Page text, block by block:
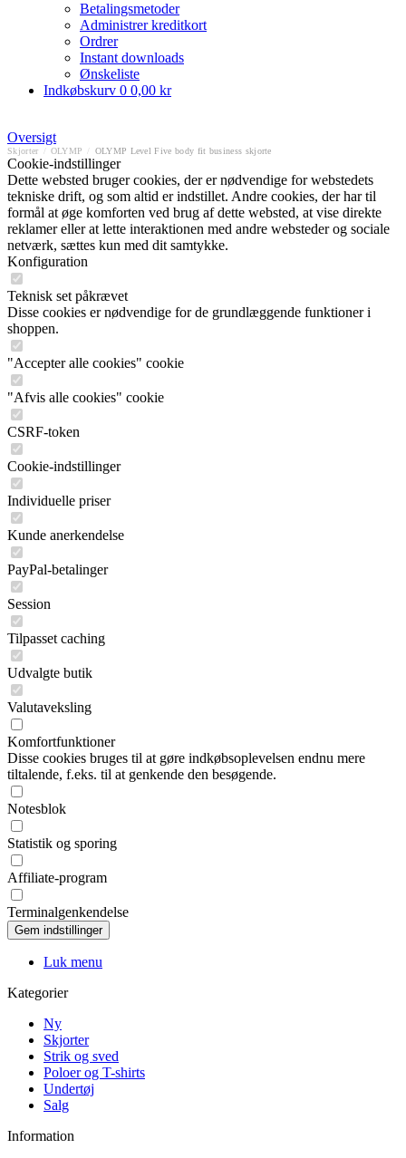
Betalingsmetoder
Administrer kreditkort
Ordrer
Instant downloads
Ønskeliste
Indkøbskurv 0 0,00 kr
Oversigt
Skjorter OLYMP OLYMP Level Five body fit business skjorte
Cookie-indstillinger
Dette websted bruger cookies, der er nødvendige for webstedets
tekniske drift, og som altid er indstillet. Andre cookies, der har til
formål at øge komforten ved brug af dette websted, at vise direkte
reklamer eller at lette interaktionen med andre websteder og sociale
netværk, sættes kun med dit samtykke.
Konfiguration
Teknisk set påkrævet
Disse cookies er nødvendige for de grundlæggende funktioner i
shoppen.
"Accepter alle cookies" cookie
"Afvis alle cookies" cookie
CSRF-token
Cookie-indstillinger
Individuelle priser
Kunde anerkendelse
PayPal-betalinger
Session
Tilpasset caching
Udvalgte butik
Valutaveksling
Komfortfunktioner
Disse cookies bruges til at gøre indkøbsoplevelsen endnu mere
tiltalende, f.eks. til at genkende den besøgende.
Notesblok
Statistik og sporing
Affiliate-program
Terminalgenkendelse
Luk menu
Kategorier
Ny
Skjorter
Strik og sved
Poloer og T-shirts
Undertøj
Salg
Information